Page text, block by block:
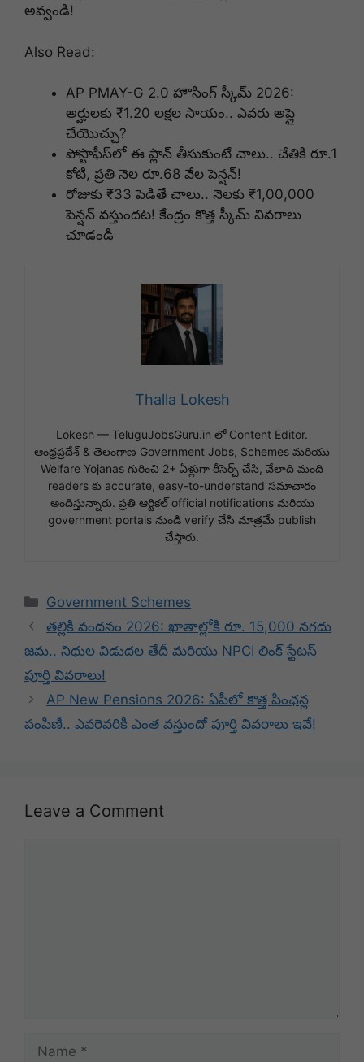
అవ్వండి!
Also Read:
AP PMAY-G 2.0 హౌసింగ్ స్కీమ్ 2026:
అర్హులకు ₹1.20 లక్షల సాయం.. ఎవరు అప్లై
చేయొచ్చు?
పోస్టాఫీస్‌లో ఈ ప్లాన్ తీసుకుంటే చాలు.. చేతికి రూ.1
కోటి, ప్రతి నెల రూ.68 వేల పెన్షన్!
రోజుకు ₹33 పెడితే చాలు.. నెలకు ₹1,00,000
పెన్షన్ వస్తుందట! కేంద్రం కొత్త స్కీమ్ వివరాలు
చూడండి
Thalla Lokesh
Lokesh — TeluguJobsGuru.in లో Content Editor.
ఆంధ్రప్రదేశ్ & తెలంగాణ Government Jobs, Schemes మరియు
Welfare Yojanas గురించి 2+ ఏళ్లుగా రీసెర్చ్ చేసి, వేలాది మంది
readers కు accurate, easy-to-understand సమాచారం
అందిస్తున్నారు. ప్రతి ఆర్టికల్ official notifications మరియు
government portals నుండి verify చేసి మాత్రమే publish
చేస్తారు.
Categories
Government Schemes
తల్లికి వందనం 2026: ఖాతాల్లోకి రూ. 15,000 నగదు
జమ.. నిధుల విడుదల తేదీ మరియు NPCI లింక్ స్టేటస్
పూర్తి వివరాలు!
AP New Pensions 2026: ఏపీలో కొత్త పింఛన్ల
పంపిణీ.. ఎవరెవరికి ఎంత వస్తుందో పూర్తి వివరాలు ఇవే!
Leave a Comment